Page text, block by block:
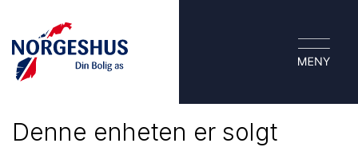
Denne enheten er solgt